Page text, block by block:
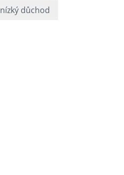
nízký důchod